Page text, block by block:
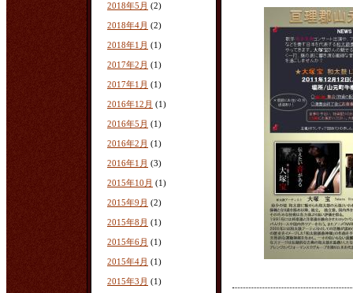
2018年5月 (2)
2018年4月 (2)
2018年1月 (1)
2017年2月 (1)
2017年1月 (1)
2016年12月 (1)
2016年5月 (1)
2016年2月 (1)
2016年1月 (3)
2015年10月 (1)
2015年9月 (2)
2015年8月 (1)
2015年6月 (1)
2015年4月 (1)
2015年3月 (1)